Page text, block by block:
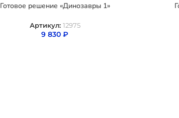
Готовое решение «Динозавры 1»
Артикул: 12975
9 830 ₽